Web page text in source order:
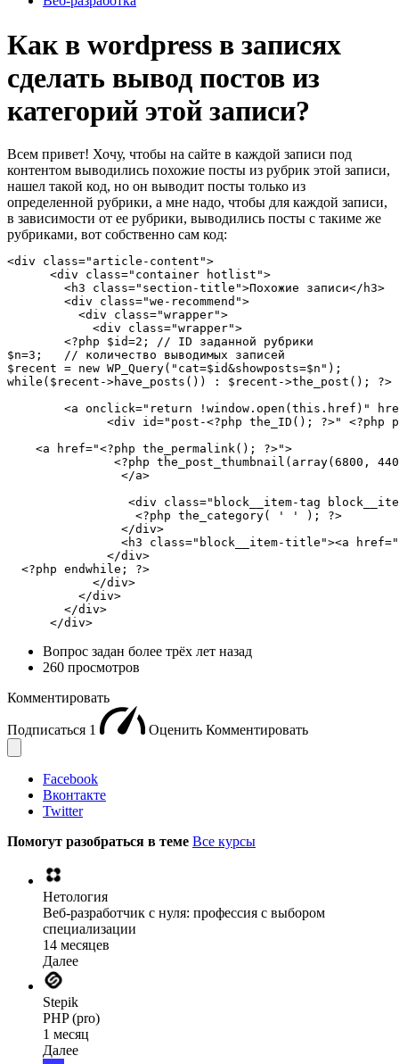
Как в wordpress в записях
сделать вывод постов из
категорий этой записи?
Всем привет! Хочу, чтобы на сайте в каждой записи под
контентом выводились похожие посты из рубрик этой записи,
нашел такой код, но он выводит посты только из
определенной рубрики, а мне надо, чтобы для каждой записи,
в зависимости от ее рубрики, выводились посты с такиме же
рубриками, вот собственно сам код:
<div class="article-content">
      <div class="container hotlist">
        <h3 class="section-title">Похожие записи</h3>
        <div class="we-recommend">
          <div class="wrapper">
            <div class="wrapper">
        <?php $id=2; // ID заданной рубрики
$n=3;   // количество выводимых записей
$recent = new WP_Query("cat=$id&showposts=$n");
while($recent->have_posts()) : $recent->the_post(); ?>
<a onclick="return !window.open(this.href)"
<div id="post-<?php the_ID(); ?>"
    <a href="<?php the_permalink(); ?>">
<?php the_post_thumbnail(array(6800,
                </a>
<div class="block__item-tag
                  <?php the_category( ' ' ); ?>
                </div>
<h3 class="block__item-title"><a
              </div>
  <?php endwhile; ?>
            </div>
          </div>
        </div>
      </div>
Вопрос задан более трёх лет назад
260 просмотров
Комментировать
Подписаться 1 Оценить Комментировать
Facebook
Вконтакте
Twitter
Помогут разобраться в теме Все курсы
Нетология
Веб-разработчик с нуля: профессия с выбором
специализации
14 месяцев
Далее
Stepik
PHP (pro)
1 месяц
Далее